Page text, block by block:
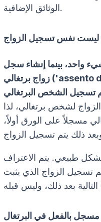
الوثائق الإضافية.
ليست نفس تسجيل الزواج
واحد، بينما إنشاء سجل
زواج برتغالي ('assento de casamento') هو شيء آخر،
تسجيل الشخص البرتغالي
لشخص برتغالي، لذا
مسجلاً على الورق أولاً،
طبيعي. يتم الاعتراف
تسجيل الزواج الذي يثبت
مسجل بالفعل في البرتغال